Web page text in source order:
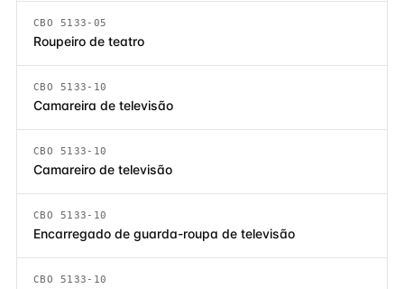
CBO 5133-05
Roupeiro de teatro
CBO 5133-10
Camareira de televisão
CBO 5133-10
Camareiro de televisão
CBO 5133-10
Encarregado de guarda-roupa de televisão
CBO 5133-10